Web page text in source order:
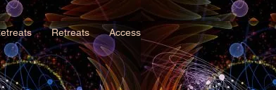
Retreats Access